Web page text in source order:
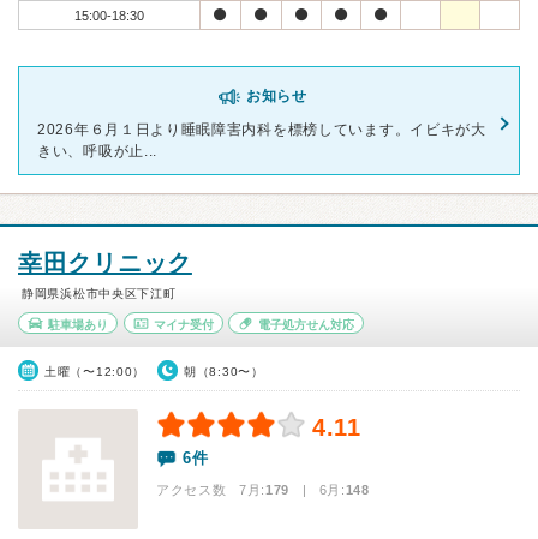
15:00-18:30
お知らせ
2026年６月１日より睡眠障害内科を標榜しています。イビキが大
きい、呼吸が止...
幸田クリニック
静岡県浜松市中央区下江町
駐車場あり マイナ受付 電子処方せん対応
土曜（〜12:00） 朝（8:30〜）
4.11
6件
アクセス数 7月:179 | 6月:148